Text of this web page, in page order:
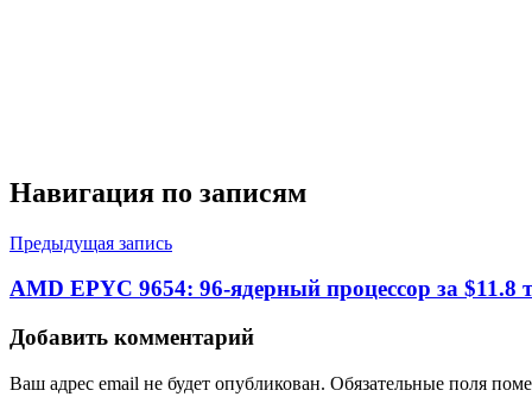
Навигация по записям
Предыдущая запись
AMD EPYC 9654: 96-ядерный процессор за $11.8
Добавить комментарий
Ваш адрес email не будет опубликован. Обязательные поля